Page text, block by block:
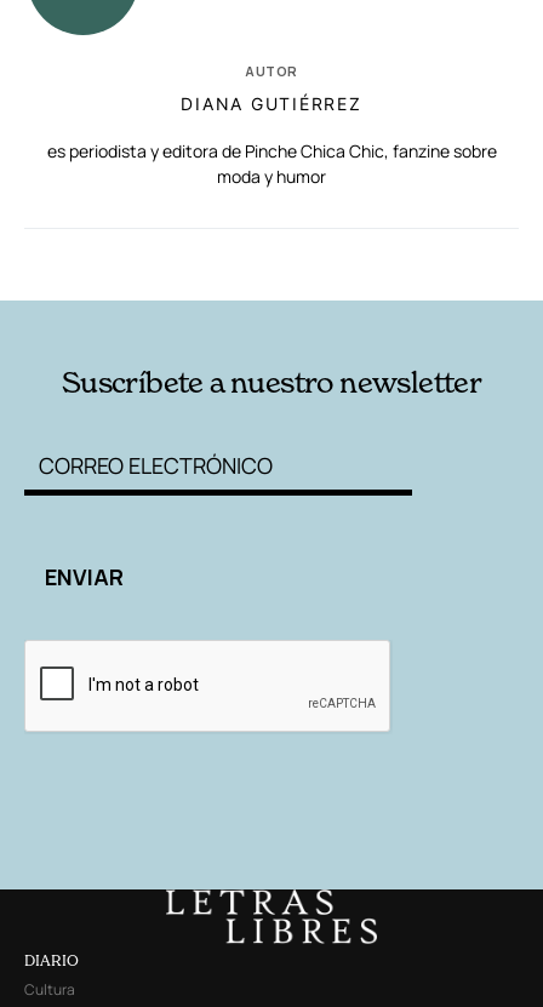
AUTOR
DIANA GUTIÉRREZ
es periodista y editora de Pinche Chica Chic, fanzine sobre
moda y humor
Suscríbete a nuestro newsletter
DIARIO
Cultura